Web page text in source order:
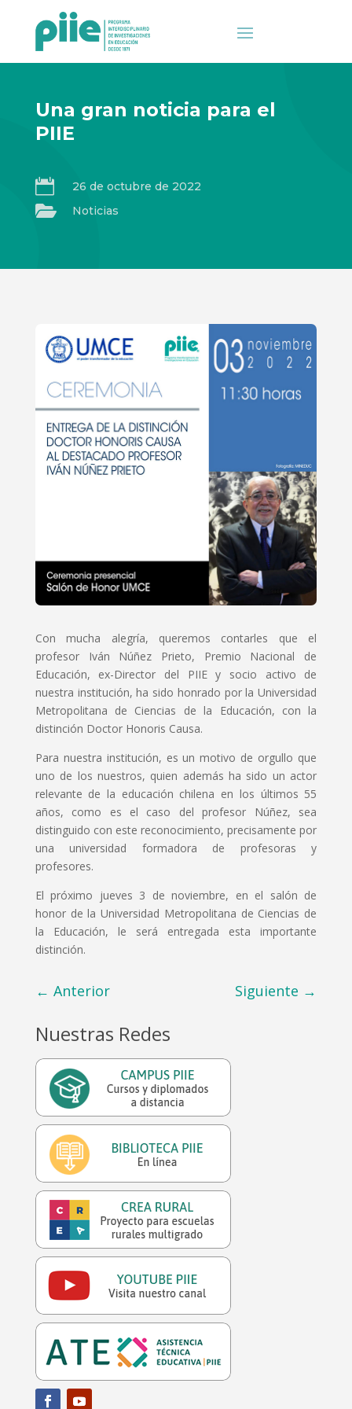
Una gran noticia para el
PIIE
 26 de octubre de 2022
 Noticias
Con mucha alegría, queremos contarles que el
profesor Iván Núñez Prieto, Premio Nacional de
Educación, ex-Director del PIIE y socio activo de
nuestra institución, ha sido honrado por la Universidad
Metropolitana de Ciencias de la Educación, con la
distinción Doctor Honoris Causa.
Para nuestra institución, es un motivo de orgullo que
uno de los nuestros, quien además ha sido un actor
relevante de la educación chilena en los últimos 55
años, como es el caso del profesor Núñez, sea
distinguido con este reconocimiento, precisamente por
una universidad formadora de profesoras y
profesores.
El próximo jueves 3 de noviembre, en el salón de
honor de la Universidad Metropolitana de Ciencias de
la Educación, le será entregada esta importante
distinción.
← Anterior Siguiente →
Nuestras Redes